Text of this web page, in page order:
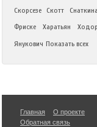
Скорсезе
Скотт Снаткина
Фриске
Харатьян
Янукович Показать всех
Главная
О проекте
Обратная связь